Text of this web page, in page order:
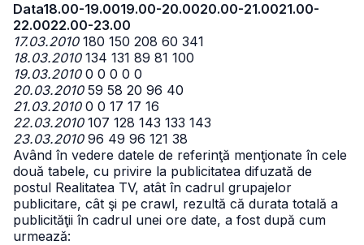
Data18.00-19.0019.00-20.0020.00-21.0021.00-
22.0022.00-23.00
17.03.2010180 150 208 60 341
18.03.2010134 131 89 81 100
19.03.20100 0 0 0 0
20.03.201059 58 20 96 40
21.03.20100 0 17 17 16
22.03.2010107 128 143 133 143
23.03.201096 49 96 121 38
Având în vedere datele de referinţă menţionate în cele
două tabele, cu privire la publicitatea difuzată de
postul Realitatea TV, atât în cadrul grupajelor
publicitare, cât şi pe crawl, rezultă că durata totală a
publicităţii în cadrul unei ore date, a fost după cum
urmează: